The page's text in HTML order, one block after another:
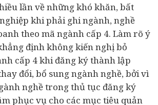
lần về những khó khăn, bất
khi phải ghi ngành, nghề
theo mã ngành cấp 4. Làm rõ ý
định không kiến nghị bỏ
cấp 4 khi đăng ký thành lập
đổi, bổ sung ngành nghề, bởi vì
nghề trong thủ tục đăng ký
phục vụ cho các mục tiêu quản